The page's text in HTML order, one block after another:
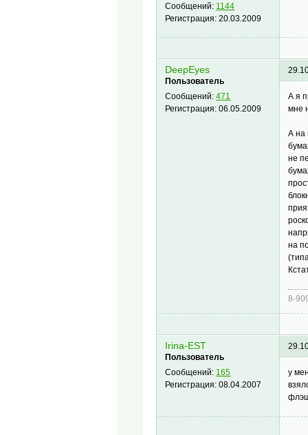
Сообщений: 1144
Регистрация:20.03.2009
DeepEyes
Пользователь
Сообщений:471
Регистрация:06.05.2009
А я
мне
А на
не
на
8-
Irina-EST
Пользователь
Сообщений: 165
Регистрация:08.04.2007
у